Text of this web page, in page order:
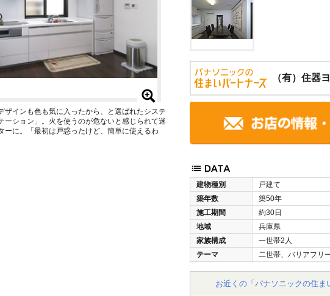
（有）住器
建物種別
戸建て
築年数
築50年
施工期間
約30日
地域
兵庫県
家族構成
一世帯2人
テーマ
二世帯、バリアフリ
お近くの「パナソニックの住
ザインも色も気に入ったから、と選ばれたシステ
ーション」。火を使うのが危ないと感じられて迷
ーに。「最初は戸惑ったけど、簡単に使えるわ